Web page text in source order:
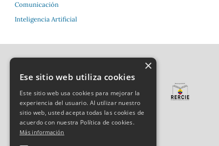
Comunicación
Inteligencia Artificial
×
Ese sitio web utiliza cookies
Este sitio web usa cookies para mejorar la
experiencia del usuario. Al utilizar nuestro
sitio web, usted acepta todas las cookies de
acuerdo con nuestra Política de cookies.
Más información